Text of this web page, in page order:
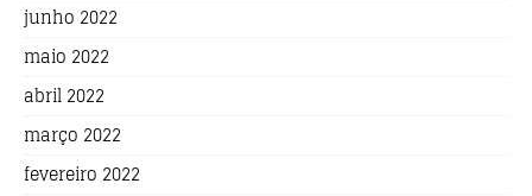
junho 2022
maio 2022
abril 2022
março 2022
fevereiro 2022